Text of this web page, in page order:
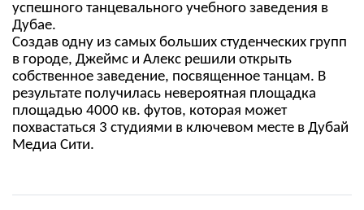
успешного танцевального учебного заведения в
Дубае.
Создав одну из самых больших студенческих групп
в городе, Джеймс и Алекс решили открыть
собственное заведение, посвященное танцам. В
результате получилась невероятная площадка
площадью 4000 кв. футов, которая может
похвастаться 3 студиями в ключевом месте в Дубай
Медиа Сити.